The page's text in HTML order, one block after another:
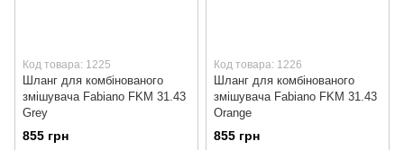
Код товара: 1225
Шланг для комбінованого
змішувача Fabiano FKM 31.43
Grey
855 грн
Код товара: 1226
Шланг для комбінованого
змішувача Fabiano FKM 31.43
Orange
855 грн